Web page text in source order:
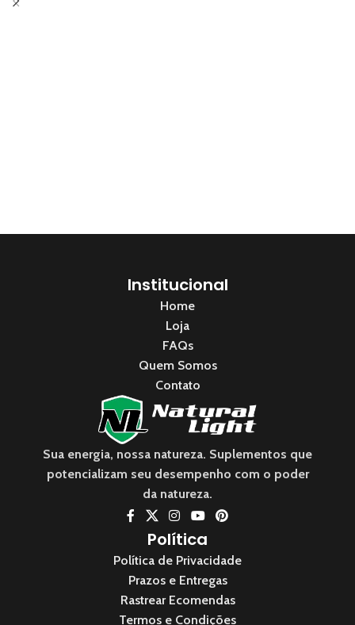
Institucional
Home
Loja
FAQs
Quem Somos
Contato
Sua energia, nossa natureza. Suplementos que
potencializam seu desempenho com o poder
da natureza.
Política
Política de Privacidade
Prazos e Entregas
Rastrear Ecomendas
Termos e Condições